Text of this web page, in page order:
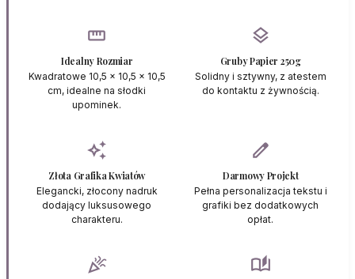
straighten
Idealny Rozmiar
Kwadratowe 10,5 x 10,5 x 10,5
cm, idealne na słodki
upominek.
layers
Gruby Papier 250g
Solidny i sztywny, z atestem
do kontaktu z żywnością.
auto_awesome
Złota Grafika Kwiatów
Elegancki, złocony nadruk
dodający luksusowego
charakteru.
edit
Darmowy Projekt
Pełna personalizacja tekstu i
grafiki bez dodatkowych
opłat.
celebration auto_stories